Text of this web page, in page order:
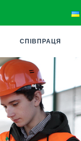
СПІВПРАЦЯ